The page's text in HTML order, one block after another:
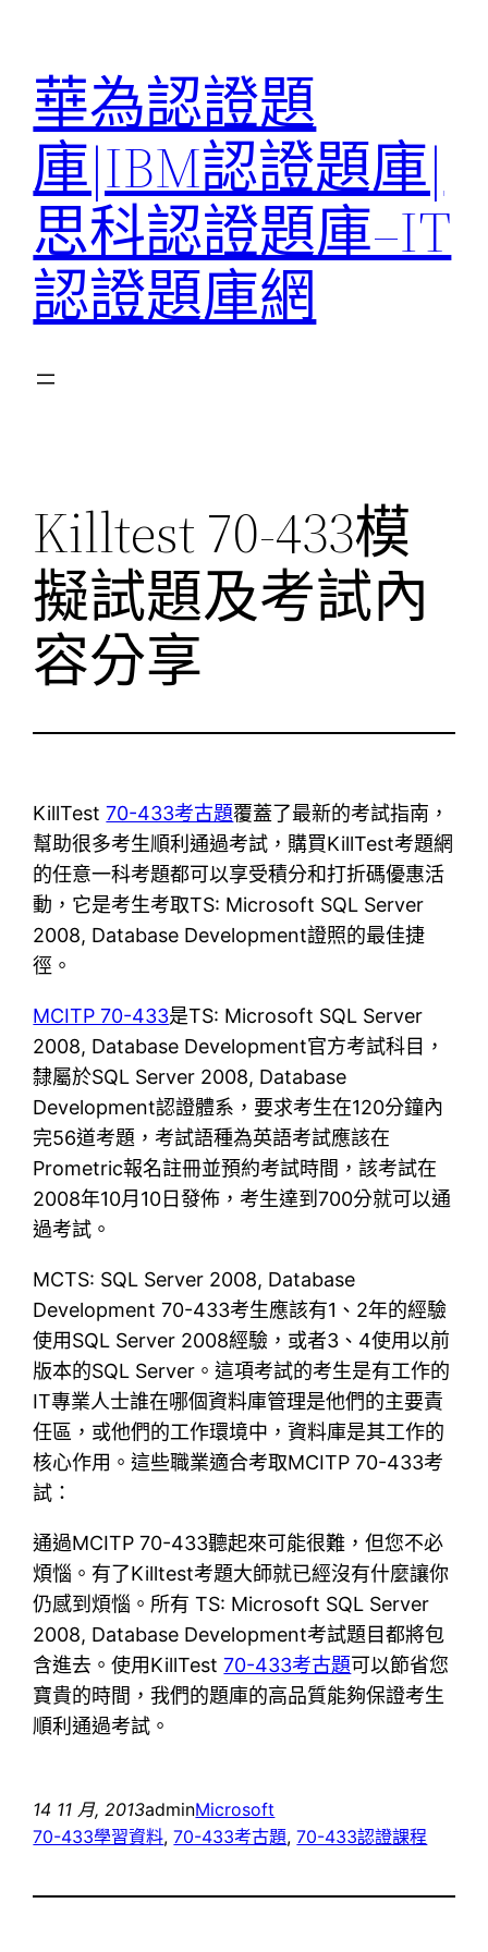
華為認證題
庫|IBM認證題庫|
思科認證題庫–IT
認證題庫網
Killtest 70-433模
擬試題及考試內
容分享
KillTest70-433考古題覆蓋了最新的考試指南，
幫助很多考生順利通過考試，購買KillTest考題網
的任意一科考題都可以享受積分和打折碼優惠活
動，它是考生考取TS: Microsoft SQL Server
2008, Database Development證照的最佳捷
徑。
MCITP 70-433是TS: Microsoft SQL Server
2008, Database Development官方考試科目，
隸屬於SQL Server 2008, Database
Development認證體系，要求考生在120分鐘內
完56道考題，考試語種為英語考試應該在
Prometric報名註冊並預約考試時間，該考試在
2008年10月10日發佈，考生達到700分就可以通
過考試。
MCTS: SQL Server 2008, Database
Development 70-433考生應該有1、2年的經驗
使用SQL Server 2008經驗，或者3、4使用以前
版本的SQL Server。這項考試的考生是有工作的
IT專業人士誰在哪個資料庫管理是他們的主要責
任區，或他們的工作環境中，資料庫是其工作的
核心作用。這些職業適合考取MCITP 70-433考
試：
通過MCITP 70-433聽起來可能很難，但您不必
煩惱。有了Killtest考題大師就已經沒有什麼讓你
仍感到煩惱。所有 TS: Microsoft SQL Server
2008, Database Development考試題目都將包
含進去。使用KillTest70-433考古題可以節省您
寶貴的時間，我們的題庫的高品質能夠保證考生
順利通過考試。
14 11 月, 2013adminMicrosoft
70-433學習資料, 70-433考古題, 70-433認證課程